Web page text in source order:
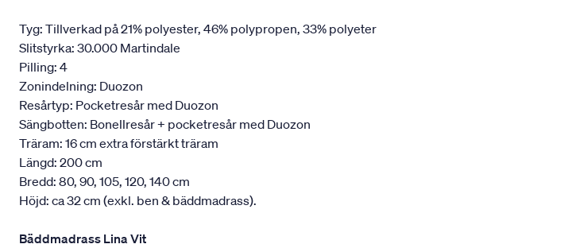
Tyg: Tillverkad på 21% polyester, 46% polypropen, 33% polyeter
Slitstyrka: 30.000 Martindale
Pilling: 4
Zonindelning: Duozon
Resårtyp: Pocketresår med Duozon
Sängbotten: Bonellresår + pocketresår med Duozon
Träram: 16 cm extra förstärkt träram
Längd: 200 cm
Bredd: 80, 90, 105, 120, 140 cm
Höjd: ca 32 cm (exkl. ben & bäddmadrass).
Bäddmadrass Lina Vit